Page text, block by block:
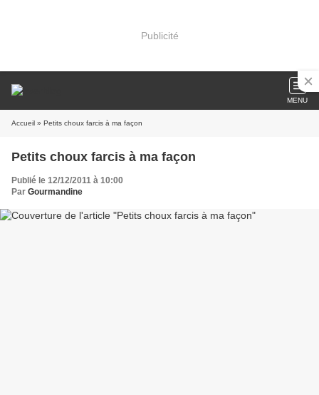
Publicité
MENU
Accueil » Petits choux farcis à ma façon
Petits choux farcis à ma façon
Publié le 12/12/2011 à 10:00
Par Gourmandine